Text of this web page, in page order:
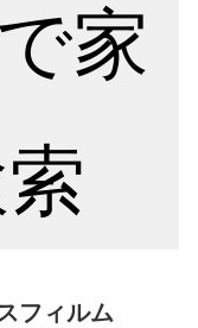
家
フィルム